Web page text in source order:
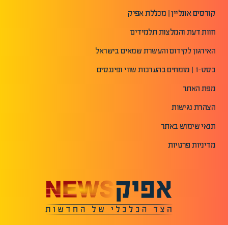
קורסים אונליין | מכללת אפיק
חוות דעת והמלצות תלמידים
האירגון לקידום והעשרת שמאים בישראל
בסט-1 | מומחים בהערכות שווי ופיננסים
מפת האתר
הצהרת נגישות
תנאי שימוש באתר
מדיניות פרטיות